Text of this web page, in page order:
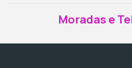
Moradas e